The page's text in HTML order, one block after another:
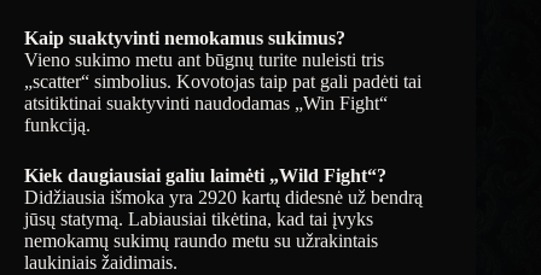
Kaip suaktyvinti nemokamus sukimus?
Vieno sukimo metu ant būgnų turite nuleisti tris
„scatter“ simbolius. Kovotojas taip pat gali padėti tai
atsitiktinai suaktyvinti naudodamas „Win Fight“
funkciją.
Kiek daugiausiai galiu laimėti „Wild Fight“?
Didžiausia išmoka yra 2920 kartų didesnė už bendrą
jūsų statymą. Labiausiai tikėtina, kad tai įvyks
nemokamų sukimų raundo metu su užrakintais
laukiniais žaidimais.